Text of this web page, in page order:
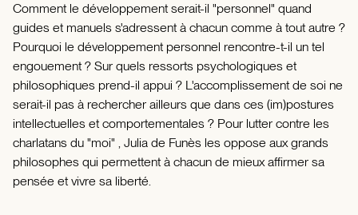
Comment le développement serait-il "personnel" quand
guides et manuels s'adressent à chacun comme à tout autre ?
Pourquoi le développement personnel rencontre-t-il un tel
engouement ? Sur quels ressorts psychologiques et
philosophiques prend-il appui ? L'accomplissement de soi ne
serait-il pas à rechercher ailleurs que dans ces (im)postures
intellectuelles et comportementales ? Pour lutter contre les
charlatans du "moi" , Julia de Funès les oppose aux grands
philosophes qui permettent à chacun de mieux affirmer sa
pensée et vivre sa liberté.